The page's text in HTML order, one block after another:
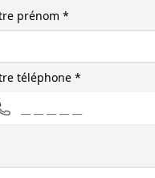
prénom *
téléphone *